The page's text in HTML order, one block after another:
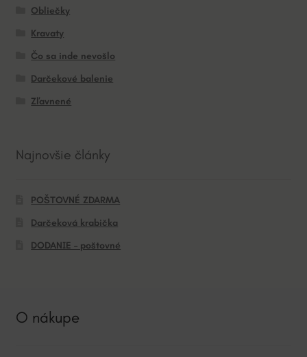
Obliečky
Kravaty
Čo sa inde nevošlo
Darčekové balenie
Zľavnené
Najnovšie články
POŠTOVNÉ ZDARMA
Darčeková krabička
DODANIE – poštovné
O nákupe